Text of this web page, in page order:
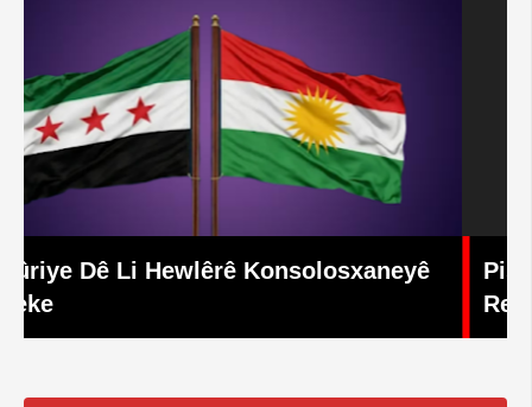
Piştî Guherandina Walî li Erdêxanê
Reaksiyona Gel